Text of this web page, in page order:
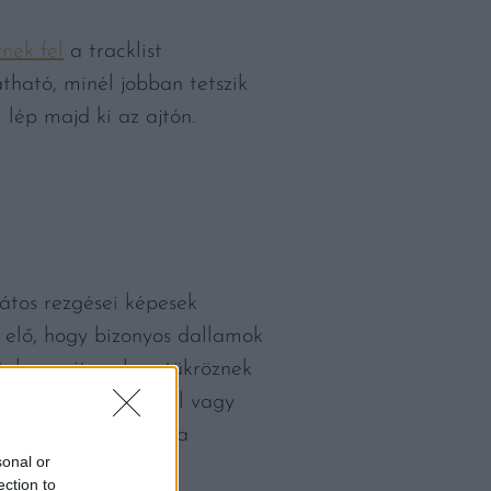
or
to
fel a tracklist
minél jobban tetszik
lép majd ki az ajtón.
rezgései képesek
hogy bizonyos dallamok
hogy ritmusban tükröznek
melletti evéssel vagy
lehetséges, hogy a